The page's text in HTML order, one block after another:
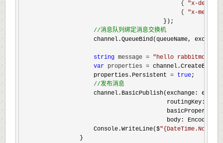
                                             {
"x-dead-
                                             {
"x-
                                        });
//消息队列绑定消息交换机
channel.QueueBind(queueName,
string message = "hello rabbitmq
var properties =
                    properties.Persistent
= true;
//发布消息
channel.BasicPublish(exchange:
routingKey:
body:
                    Console.WriteLine($
"{DateTime.Now},向
                }